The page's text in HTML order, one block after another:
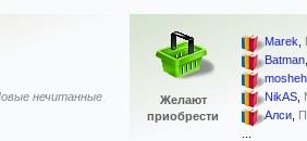
нечитанные
Желают
приобрести
Marek,
Batman,
NikAS,
Алси,